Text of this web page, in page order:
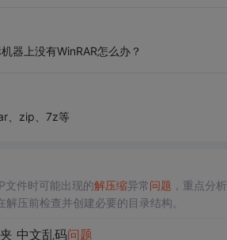
器上没有WinRAR怎么办？
、zip、7z等
文件时可能出现的解压缩异常问题 ，重点分
解压前检查并创建必要的目录结构。
中文乱码问题